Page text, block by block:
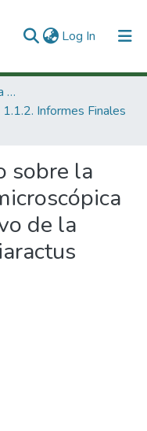
Log In (current)
1. Investigación Financiada con Recursos Públicos
1.1.2. Informes Finales
sobre la
de la